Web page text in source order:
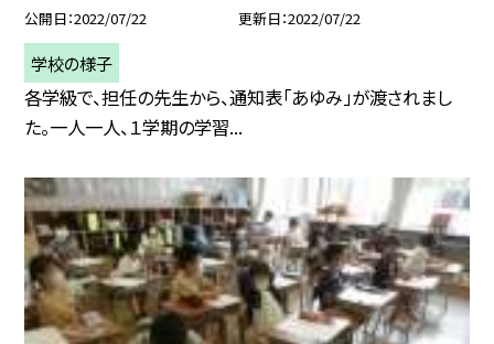
公開日 2022/07/22 更新日 2022/07/22
学校の様子
各学級で、担任の先生から、通知表「あゆみ」が渡されまし
た。一人一人、１学期の学習...